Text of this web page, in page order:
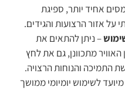
אחיד יותר, ספיגת
על אזור הרצועות והגידים.
– ניתן להתאים את
מתכוונן, גם את לחץ
התמיכה והנוחות הרצויה.
לשימוש יומיומי ממושך